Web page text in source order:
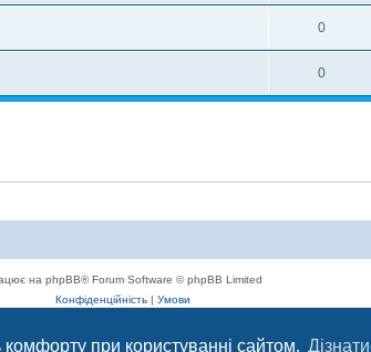
при користуванні сайтом.
0
0
на phpBB® Forum Software © phpBB Limited
Конфіденційність | Умови